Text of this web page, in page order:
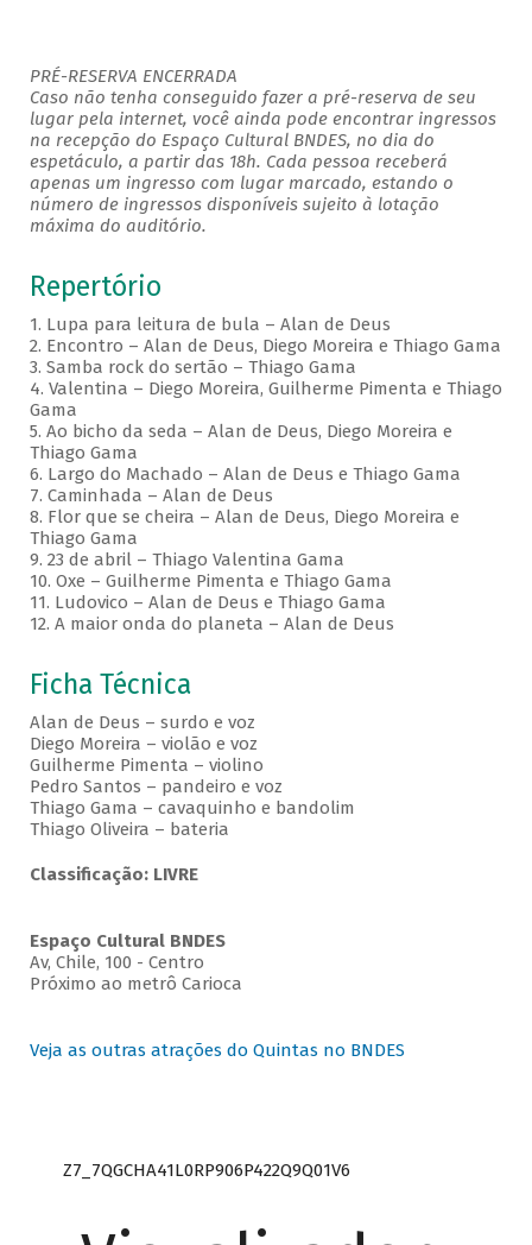
PRÉ-RESERVA ENCERRADA
Caso não tenha conseguido fazer a pré-reserva de seu
lugar pela internet, você ainda pode encontrar ingressos
na recepção do Espaço Cultural BNDES, no dia do
espetáculo, a partir das 18h. Cada pessoa receberá
apenas um ingresso com lugar marcado, estando o
número de ingressos disponíveis sujeito à lotação
máxima do auditório.
Repertório
1. Lupa para leitura de bula – Alan de Deus
2. Encontro – Alan de Deus, Diego Moreira e Thiago Gama
3. Samba rock do sertão – Thiago Gama
4. Valentina – Diego Moreira, Guilherme Pimenta e Thiago
Gama
5. Ao bicho da seda – Alan de Deus, Diego Moreira e
Thiago Gama
6. Largo do Machado – Alan de Deus e Thiago Gama
7. Caminhada – Alan de Deus
8. Flor que se cheira – Alan de Deus, Diego Moreira e
Thiago Gama
9. 23 de abril – Thiago Valentina Gama
10. Oxe – Guilherme Pimenta e Thiago Gama
11. Ludovico – Alan de Deus e Thiago Gama
12. A maior onda do planeta – Alan de Deus
Ficha Técnica
Alan de Deus – surdo e voz
Diego Moreira – violão e voz
Guilherme Pimenta – violino
Pedro Santos – pandeiro e voz
Thiago Gama – cavaquinho e bandolim
Thiago Oliveira – bateria
Classificação: LIVRE
Espaço Cultural BNDES
Av, Chile, 100 - Centro
Próximo ao metrô Carioca
Veja as outras atrações do Quintas no BNDES
Z7_7QGCHA41L0RP906P422Q9Q01V6